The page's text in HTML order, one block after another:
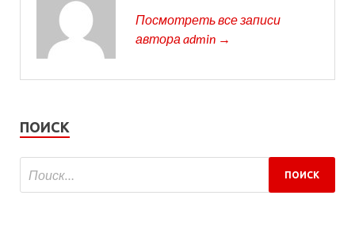
Посмотреть все записи
автора admin →
ПОИСК